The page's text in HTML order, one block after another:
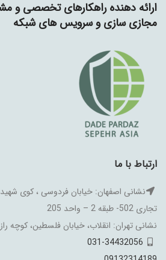
ارائه دهنده راهکارهای تخصصی و
مجازی سازی و سرویس های شبکه
ارتباط با ما
تجاری 502- طبقه 2 – واحد 205
نشانی تهران: انقلاب، خیابان فلسطین، کوچه
031-34432056